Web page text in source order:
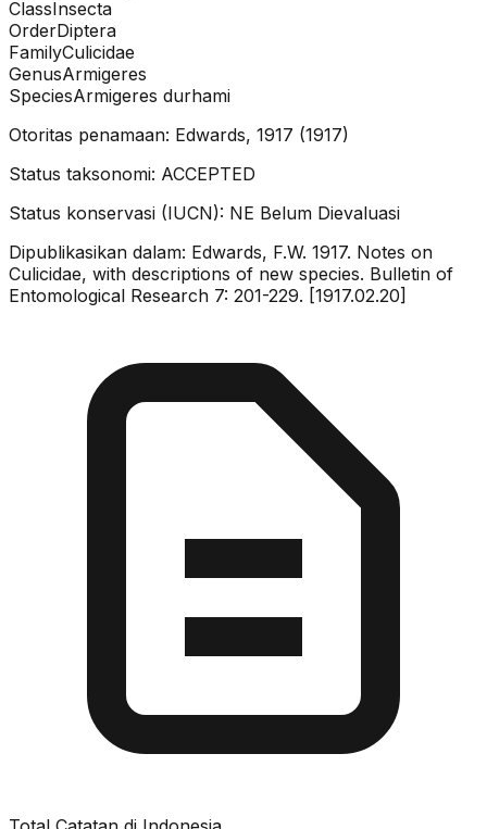
ClassInsecta
OrderDiptera
FamilyCulicidae
GenusArmigeres
SpeciesArmigeres durhami
Otoritas penamaan: Edwards, 1917 (1917)
Status taksonomi: ACCEPTED
Status konservasi (IUCN): NE Belum Dievaluasi
Dipublikasikan dalam: Edwards, F.W. 1917. Notes on
Culicidae, with descriptions of new species. Bulletin of
Entomological Research 7: 201-229. [1917.02.20]